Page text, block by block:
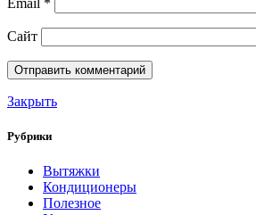
Сайт
Закрыть
Рубрики
Вытяжки
Кондиционеры
Полезное